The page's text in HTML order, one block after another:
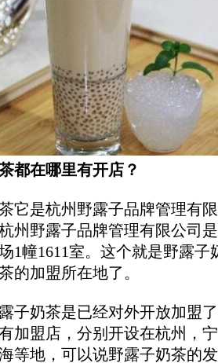
都在哪里有开店？
是杭州野露子品牌管理有限
州野露子品牌管理有限公司
1幢1611室。这个就是野露子
的加盟所在地了。
奶茶是已经对外开放加盟了
加盟店，分别开设在杭州，
等地，可以说野露子奶茶的